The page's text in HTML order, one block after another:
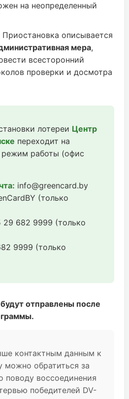
на неопределенный
Приостановка описывается
мера,
всесторонний
проверки и досмотра
лотереи Центр
переходит на
режим работы (офис
info@greencard.by
(только
29 682 9999 (только
9999 (только
отправлены после
контактным данным к
обратиться за
поводу воссоединения
победителей DV-